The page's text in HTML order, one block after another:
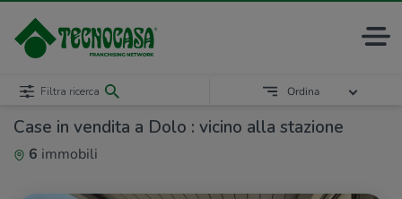
Case in vendita a Dolo : vicino alla stazione
6 immobili
Filtra ricerca Ordina